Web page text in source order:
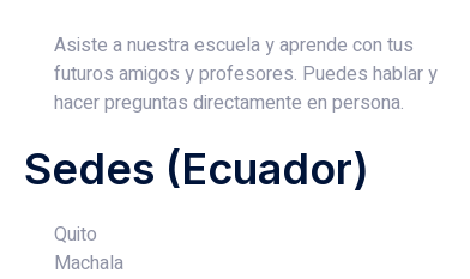
Asiste a nuestra escuela y aprende con tus
futuros amigos y profesores. Puedes hablar y
hacer preguntas directamente en persona.
Sedes (Ecuador)
Quito
Machala